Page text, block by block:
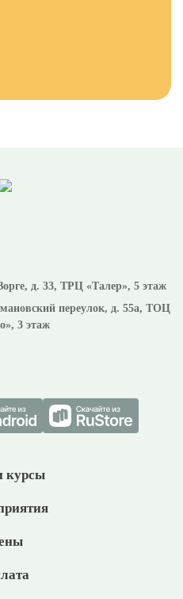
д. 33, ТРЦ «Талер», 5 этаж
переулок, д. 55а, ТОЦ
3 этаж
курсы